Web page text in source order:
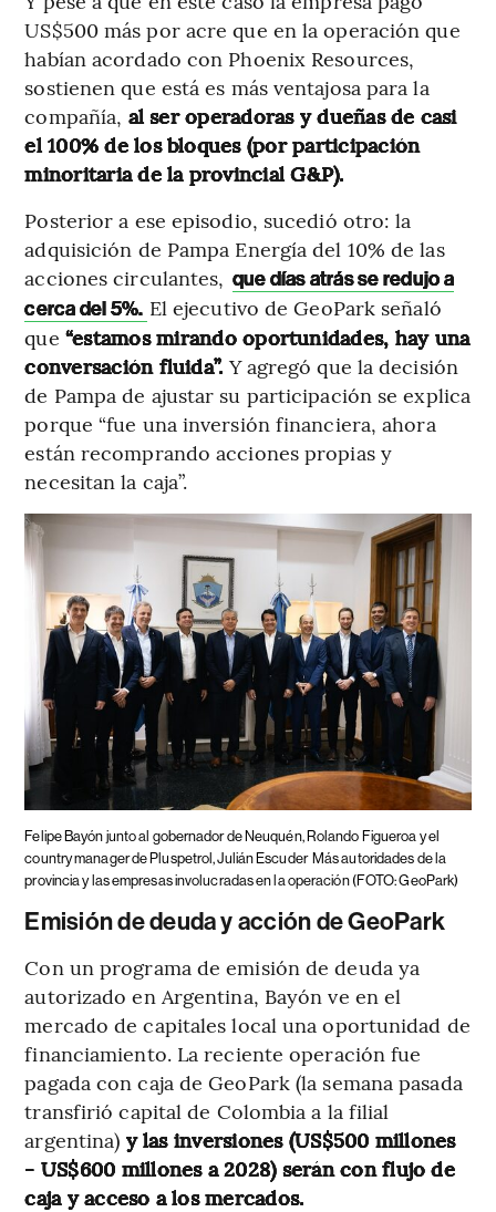
US$500 más por acre que en la operación que
habían acordado con Phoenix Resources,
sostienen que está es más ventajosa para la
compañía, al ser operadoras y dueñas de casi
el 100% de los bloques (por participación
minoritaria de la provincial G&P).
Posterior a ese episodio, sucedió otro: la
adquisición de Pampa Energía del 10% de las
acciones circulantes, que días atrás se redujo a
cerca del 5%. El ejecutivo de GeoPark señaló
que “estamos mirando oportunidades, hay una
conversación fluida”. Y agregó que la decisión
de Pampa de ajustar su participación se explica
porque “fue una inversión financiera, ahora
están recomprando acciones propias y
necesitan la caja”.
Felipe Bayón junto al gobernador de Neuquén, Rolando Figueroa y el
country manager de Pluspetrol, Julián Escuder Más autoridades de la
provincia y las empresas involucradas en la operación (FOTO: GeoPark)
Emisión de deuda y acción de GeoPark
Con un programa de emisión de deuda ya
autorizado en Argentina, Bayón ve en el
mercado de capitales local una oportunidad de
financiamiento. La reciente operación fue
pagada con caja de GeoPark (la semana pasada
transfirió capital de Colombia a la filial
argentina) y las inversiones (US$500 millones
- US$600 millones a 2028) serán con flujo de
caja y acceso a los mercados.